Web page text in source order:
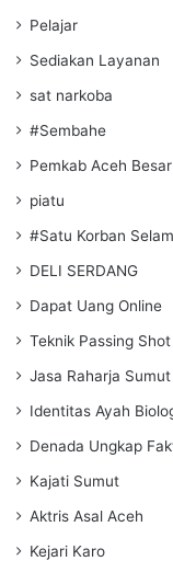
Pelajar
Sediakan Layanan
sat narkoba
#Sembahe
Pemkab Aceh Besar
piatu
#Satu Korban
DELI SERDANG
Dapat Uang Online
Teknik Passing
Jasa Raharja Sumut
Identitas Ayah
Denada Ungkap
Kajati Sumut
Aktris Asal Aceh
Kejari Karo